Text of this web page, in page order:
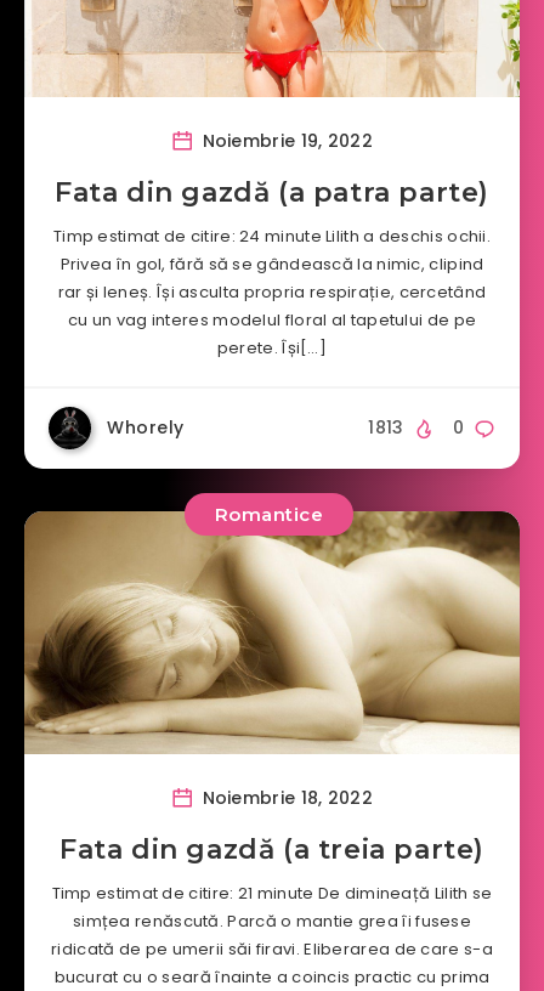
Noiembrie 19, 2022
Fata din gazdă (a patra parte)
Timp estimat de citire: 24 minute Lilith a deschis ochii.
Privea în gol, fără să se gândească la nimic, clipind
rar și leneș. Își asculta propria respirație, cercetând
cu un vag interes modelul floral al tapetului de pe
perete. Își[…]
Whorely 0
1813
Romantice
Noiembrie 18, 2022
Fata din gazdă (a treia parte)
Timp estimat de citire: 21 minute De dimineață Lilith se
simțea renăscută. Parcă o mantie grea îi fusese
ridicată de pe umerii săi firavi. Eliberarea de care s-a
bucurat cu o seară înainte a coincis practic cu prima